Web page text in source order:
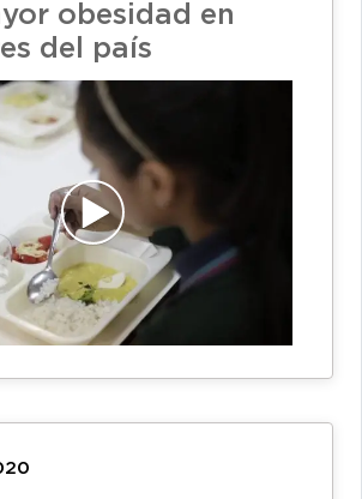
obesidad en
del país